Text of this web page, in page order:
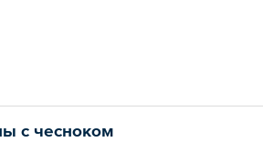
с чесноком